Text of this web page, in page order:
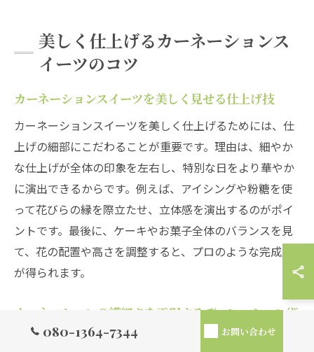
美しく仕上げるカーネーションス
イーツのコツ
カーネーションスイーツを美しく見せる仕上げ技
カーネーションスイーツを美しく仕上げるためには、仕
上げの細部にこだわることが重要です。理由は、細やか
な仕上げが全体の印象を左右し、特別な日をより華やか
に演出できるからです。例えば、アイシングや粉糖を使
って花びらの縁を際立たせ、立体感を演出するのがポイ
ントです。最後に、ケーキやお菓子全体のバランスを見
て、花の配置や高さを調整すると、プロのような完成度
が得られます。
カーネーションの繊細さを再現するデコレーション術
カーネーションの繊細さをスイーツで再現するには、デ
080-1364-7344 お問い合わせ